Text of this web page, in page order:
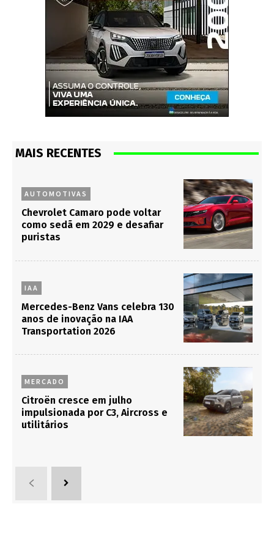
MAIS RECENTES
AUTOMOTIVAS
Chevrolet Camaro pode voltar
como sedã em 2029 e desafiar
puristas
IAA
Mercedes-Benz Vans celebra 130
anos de inovação na IAA
Transportation 2026
MERCADO
Citroën cresce em julho
impulsionada por C3, Aircross e
utilitários